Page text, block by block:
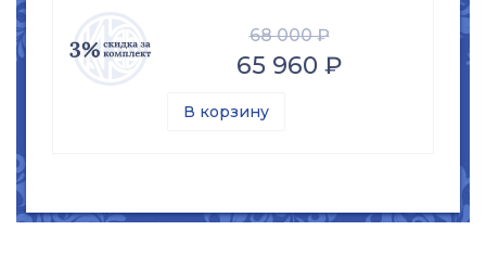
68 000 ₽
65 960 ₽
В корзину